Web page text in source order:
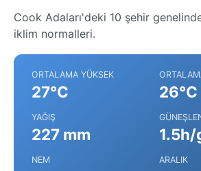
Cook Adaları'deki 10 şehir
iklim normalleri.
ORTALAMA YÜKSEK
27°C 26°C
YAĞIŞ
227 mm 1.5h/
NEM ARALIK